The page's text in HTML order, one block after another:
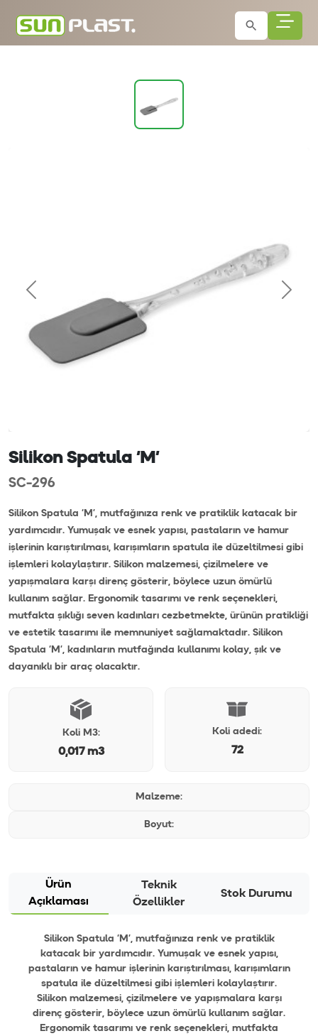
Silikon Spatula ‘M’
SC-296
Silikon Spatula ‘M’, mutfağınıza renk ve pratiklik katacak bir
yardımcıdır. Yumuşak ve esnek yapısı, pastaların ve hamur
işlerinin karıştırılması, karışımların spatula ile düzeltilmesi gibi
işlemleri kolaylaştırır. Silikon malzemesi, çizilmelere ve
yapışmalara karşı direnç gösterir, böylece uzun ömürlü
kullanım sağlar. Ergonomik tasarımı ve renk seçenekleri,
mutfakta şıklığı seven kadınları cezbetmekte, ürünün pratikliği
ve estetik tasarımı ile memnuniyet sağlamaktadır. Silikon
Spatula ‘M’, kadınların mutfağında kullanımı kolay, şık ve
dayanıklı bir araç olacaktır.
Koli M3:
0,017 m3
Koli adedi:
72
Malzeme:
Boyut:
Ürün
Açıklaması
Teknik
Özellikler
Stok Durumu
Silikon Spatula ‘M’, mutfağınıza renk ve pratiklik
katacak bir yardımcıdır. Yumuşak ve esnek yapısı,
pastaların ve hamur işlerinin karıştırılması, karışımların
spatula ile düzeltilmesi gibi işlemleri kolaylaştırır.
Silikon malzemesi, çizilmelere ve yapışmalara karşı
direnç gösterir, böylece uzun ömürlü kullanım sağlar.
Ergonomik tasarımı ve renk seçenekleri, mutfakta